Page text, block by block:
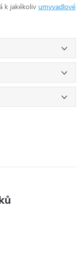
k jakékoliv umyvadlové